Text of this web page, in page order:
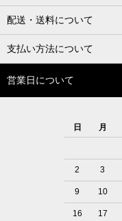
配送・送料について
支払い方法について
営業日について
日
月
2 3
9 10
16 17